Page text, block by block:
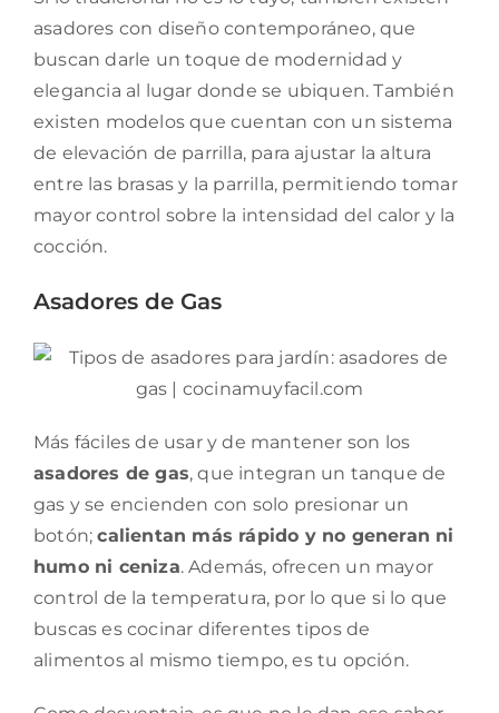
asadores con diseño contemporáneo, que
buscan darle un toque de modernidad y
elegancia al lugar donde se ubiquen. También
existen modelos que cuentan con un sistema
de elevación de parrilla, para ajustar la altura
entre las brasas y la parrilla, permitiendo tomar
mayor control sobre la intensidad del calor y la
cocción.
Asadores de Gas
Más fáciles de usar y de mantener son los
asadores de gas, que integran un tanque de
gas y se encienden con solo presionar un
botón;calientan más rápido y no generan ni
humo ni ceniza. Además, ofrecen un mayor
control de la temperatura, por lo que si lo que
buscas es cocinar diferentes tipos de
alimentos al mismo tiempo, es tu opción.